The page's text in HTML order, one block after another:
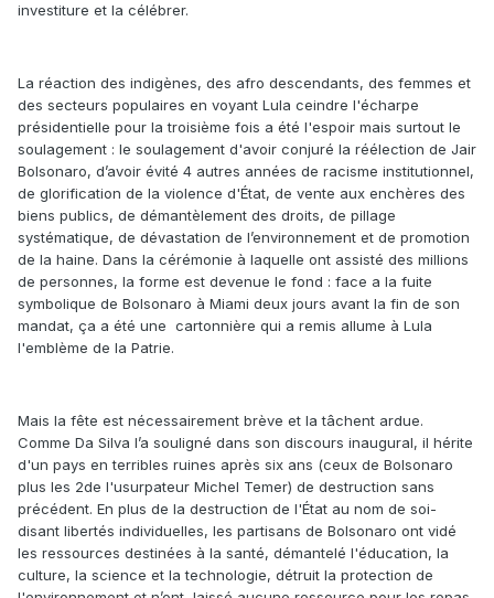
investiture et la célébrer.
La réaction des indigènes, des afro descendants, des femmes et
des secteurs populaires en voyant Lula ceindre l'écharpe
présidentielle pour la troisième fois a été l'espoir mais surtout le
soulagement : le soulagement d'avoir conjuré la réélection de Jair
Bolsonaro, d’avoir évité 4 autres années de racisme institutionnel,
de glorification de la violence d'État, de vente aux enchères des
biens publics, de démantèlement des droits, de pillage
systématique, de dévastation de l’environnement et de promotion
de la haine. Dans la cérémonie à laquelle ont assisté des millions
de personnes, la forme est devenue le fond : face a la fuite
symbolique de Bolsonaro à Miami deux jours avant la fin de son
mandat, ça a été une cartonnière qui a remis allume à Lula
l'emblème de la Patrie.
Mais la fête est nécessairement brève et la tâchent ardue.
Comme Da Silva l’a souligné dans son discours inaugural, il hérite
d'un pays en terribles ruines après six ans (ceux de Bolsonaro
plus les 2de l'usurpateur Michel Temer) de destruction sans
précédent. En plus de la destruction de l'État au nom de soi-
disant libertés individuelles, les partisans de Bolsonaro ont vidé
les ressources destinées à la santé, démantelé l'éducation, la
culture, la science et la technologie, détruit la protection de